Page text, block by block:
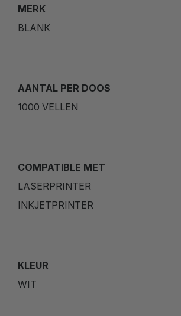
MERK
BLANK
AANTAL PER DOOS
1000 VELLEN
COMPATIBLE MET
LASERPRINTER
INKJETPRINTER
KLEUR
WIT